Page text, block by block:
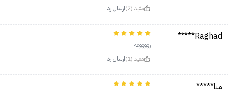
مفيد (2)
ارسال رد
Raghad*****
رووووعه
مفيد (1)
ارسال رد
منا*****